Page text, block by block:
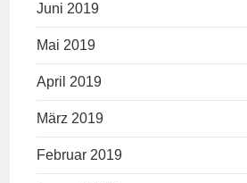
Juni 2019
Mai 2019
April 2019
März 2019
Februar 2019